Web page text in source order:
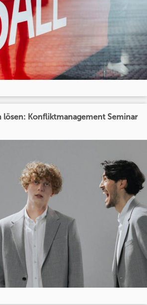
lösen: Konfliktmanagement Seminar